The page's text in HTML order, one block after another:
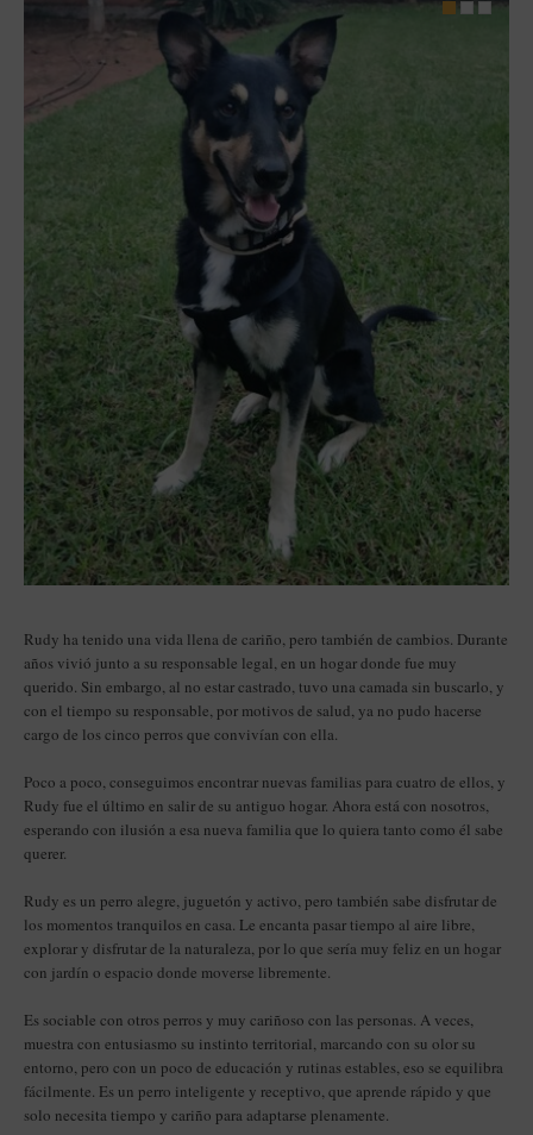
Rudy ha tenido una vida llena de cariño, pero también de cambios. Durante
años vivió junto a su responsable legal, en un hogar donde fue muy
querido. Sin embargo, al no estar castrado, tuvo una camada sin buscarlo, y
con el tiempo su responsable, por motivos de salud, ya no pudo hacerse
cargo de los cinco perros que convivían con ella.
Poco a poco, conseguimos encontrar nuevas familias para cuatro de ellos, y
Rudy fue el último en salir de su antiguo hogar. Ahora está con nosotros,
esperando con ilusión a esa nueva familia que lo quiera tanto como él sabe
querer.
Rudy es un perro alegre, juguetón y activo, pero también sabe disfrutar de
los momentos tranquilos en casa. Le encanta pasar tiempo al aire libre,
explorar y disfrutar de la naturaleza, por lo que sería muy feliz en un hogar
con jardín o espacio donde moverse libremente.
Es sociable con otros perros y muy cariñoso con las personas. A veces,
muestra con entusiasmo su instinto territorial, marcando con su olor su
entorno, pero con un poco de educación y rutinas estables, eso se equilibra
fácilmente. Es un perro inteligente y receptivo, que aprende rápido y que
solo necesita tiempo y cariño para adaptarse plenamente.